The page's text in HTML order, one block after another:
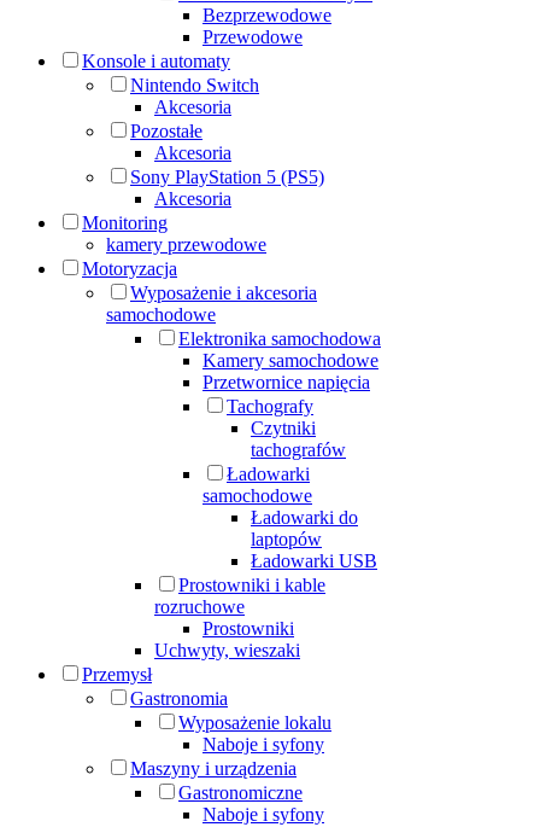
Bezprzewodowe
Przewodowe
Konsole i automaty
Nintendo Switch
Akcesoria
Pozostałe
Akcesoria
Sony PlayStation 5 (PS5)
Akcesoria
Monitoring
kamery przewodowe
Motoryzacja
Wyposażenie i akcesoria
samochodowe
Elektronika samochodowa
Kamery samochodowe
Przetwornice napięcia
Tachografy
Czytniki
tachografów
Ładowarki
samochodowe
Ładowarki do
laptopów
Ładowarki USB
Prostowniki i kable
rozruchowe
Prostowniki
Uchwyty, wieszaki
Przemysł
Gastronomia
Wyposażenie lokalu
Naboje i syfony
Maszyny i urządzenia
Gastronomiczne
Naboje i syfony